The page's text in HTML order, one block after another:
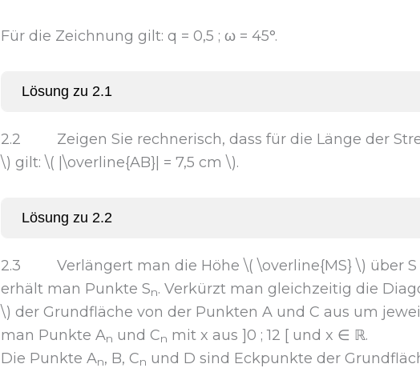
Für die Zeichnung gilt: q = 0,5 ; ω = 45°.
Lösung zu 2.1
2.2 Zeigen Sie rechnerisch, dass für die Länge der
\) gilt: \( |\overline{AB}| = 7,5 cm \).
Lösung zu 2.2
2.3 Verlängert man die Höhe \( \overline{MS} \) über S
erhält man Punkte Sn. Verkürzt man gleichzeitig die
\) der Grundfläche von der Punkten A und C aus um
man Punkte An und Cn mit x aus ]0 ; 12 [ und x ∈ ℝ.
Die Punkte An, B, Cn und D sind Eckpunkte der